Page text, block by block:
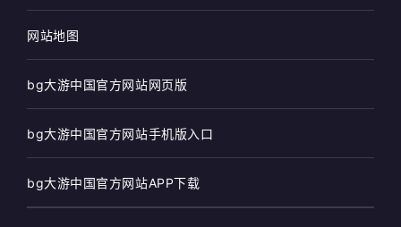
网站地图
bg大游中国官方网站网页版
bg大游中国官方网站手机版入口
bg大游中国官方网站APP下载